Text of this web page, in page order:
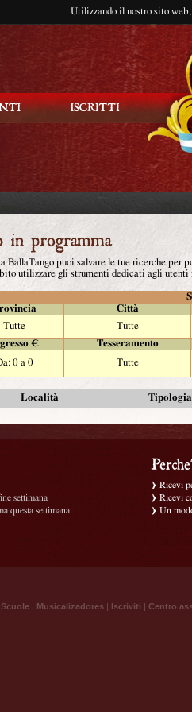
Utilizzando il nostro sito
BallaTango puoi salvare le tue ricerche per
utilizzare gli strumenti dedicati agli utenti
Città
Tutte Tutte
€
Tesseramento
0 a 0 Tutte
Località Tipologia
settimana
questa settimana
Ricevi
Ricevi
Un
Scuole | Musicalizadores | Iscriviti | Centro